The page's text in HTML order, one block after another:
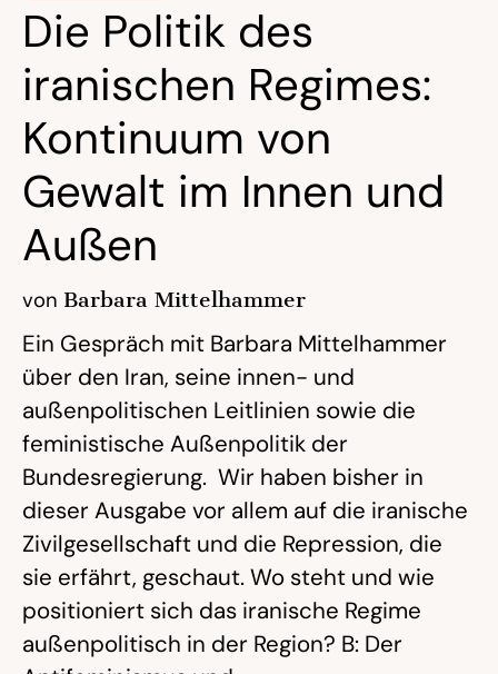
Die Politik des
iranischen Regimes:
Kontinuum von
Gewalt im Innen und
Außen
von Barbara Mittelhammer
Ein Gespräch mit Barbara Mittelhammer
über den Iran, seine innen- und
außenpolitischen Leitlinien sowie die
feministische Außenpolitik der
Bundesregierung. Wir haben bisher in
dieser Ausgabe vor allem auf die iranische
Zivilgesellschaft und die Repression, die
sie erfährt, geschaut. Wo steht und wie
positioniert sich das iranische Regime
außenpolitisch in der Region? B: Der